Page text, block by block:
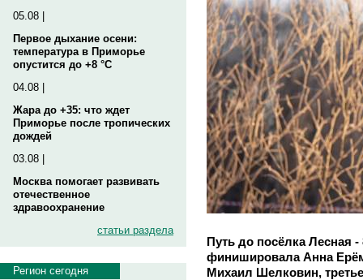
05.08 |
Первое дыхание осени:
температура в Приморье
опустится до +8 °C
04.08 |
Жара до +35: что ждет
Приморье после тропических
дождей
03.08 |
Москва помогает развивать
отечественное
здравоохранение
статьи раздела
Регион сегодня
Путь до посёлка Лесная
финишировала Анна
Михаил Шелковин,